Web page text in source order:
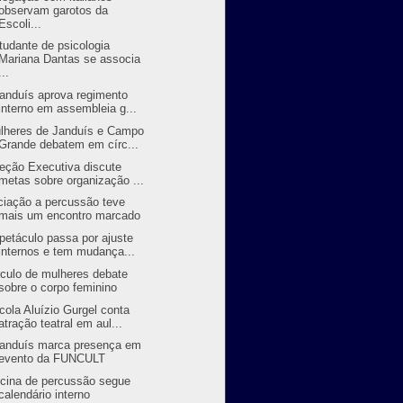
garotos da
Escoli...
de psicologia
Mariana Dantas se associa
...
aprova regimento
interno em assembleia g...
de Janduís e Campo
debatem em círc...
Executiva discute
metas sobre organização ...
a percussão teve
mais um encontro marcado
passa por ajuste
internos e tem mudança...
de mulheres debate
o corpo feminino
Aluízio Gurgel conta
teatral em aul...
marca presença em
da FUNCULT
de percussão segue
interno